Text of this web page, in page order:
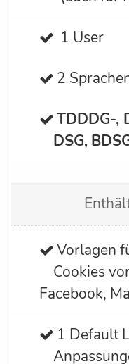
1 User
2
TDDDG-,
DSG,
Vorlagen
Cookies
Facebook,
1 Default